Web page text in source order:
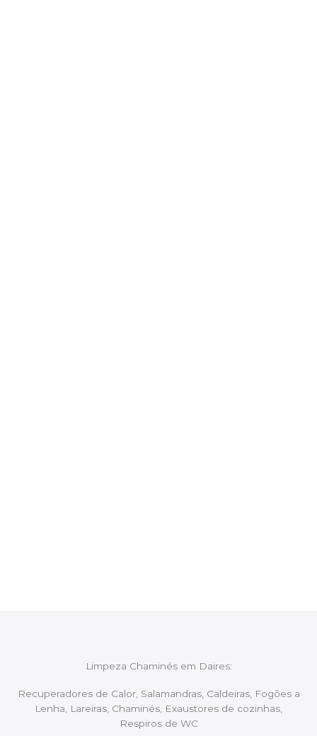
Limpeza Chaminés em Daires:
Recuperadores de Calor, Salamandras, Caldeiras, Fogões a
Lenha, Lareiras, Chaminés, Exaustores de cozinhas,
Respiros de WC